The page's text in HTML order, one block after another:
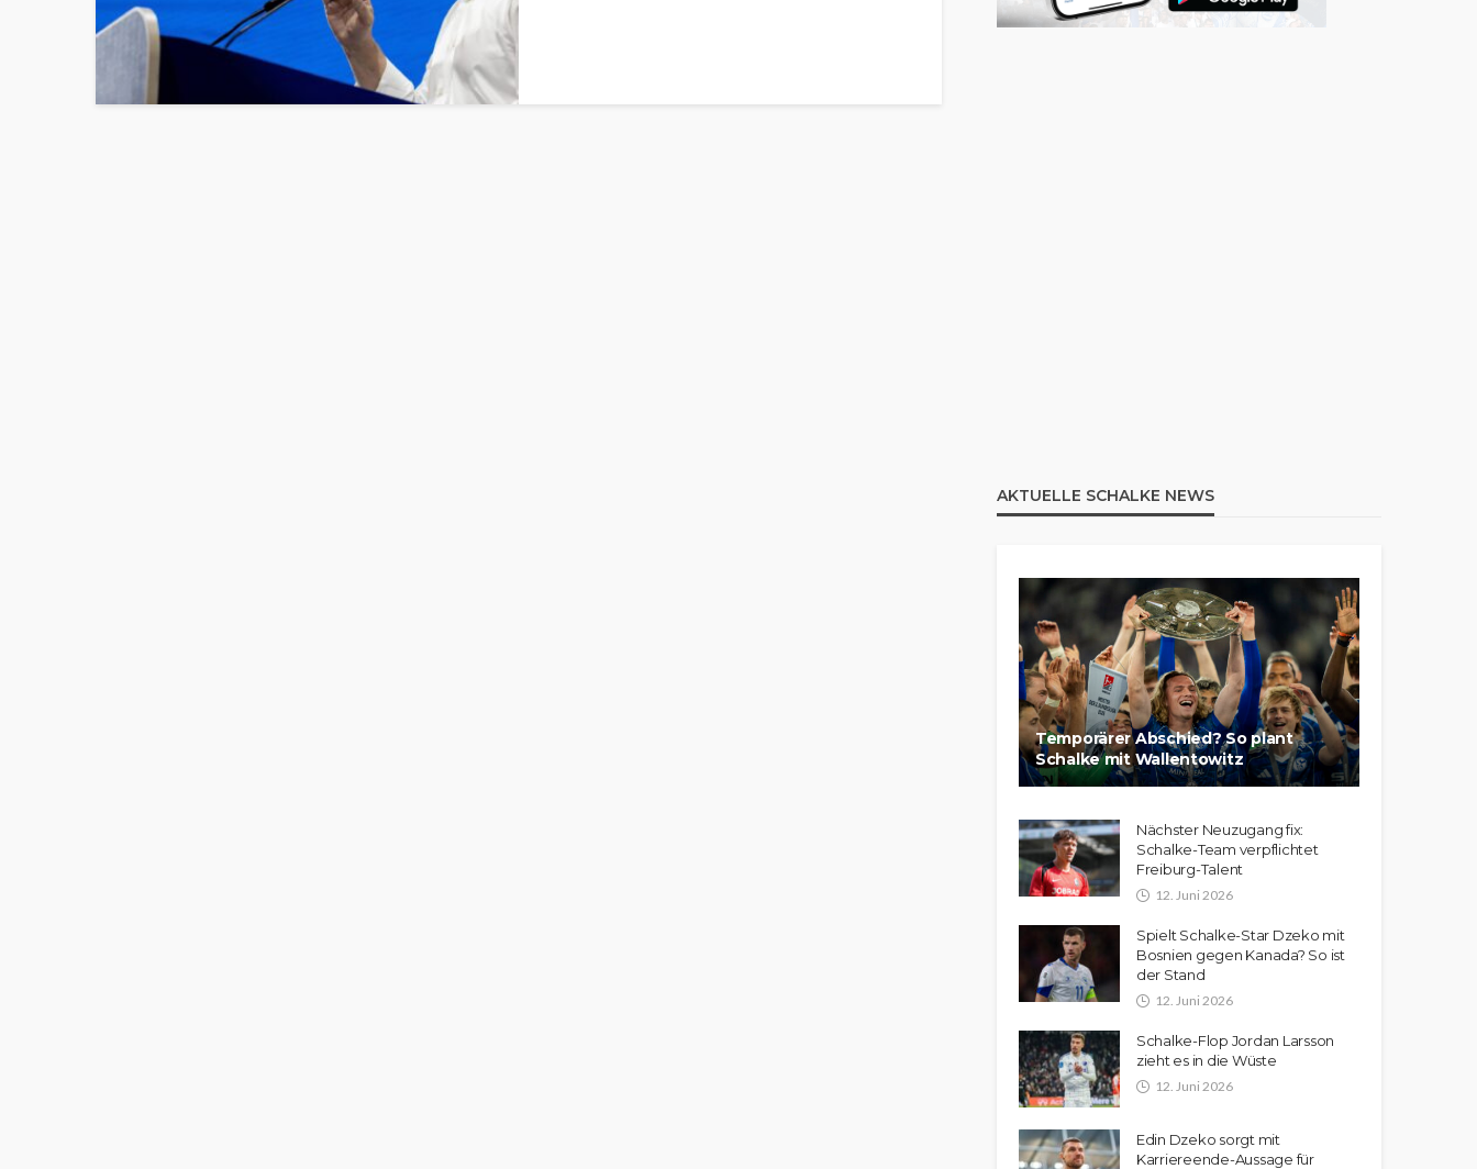
AKTUELLE SCHALKE NEWS
Temporärer Abschied? So plant
Schalke mit Wallentowitz
Nächster Neuzugang fix:
Schalke-Team verpflichtet
Freiburg-Talent
12. Juni 2026
Spielt Schalke-Star Dzeko mit
Bosnien gegen Kanada? So ist
der Stand
12. Juni 2026
Schalke-Flop Jordan Larsson
zieht es in die Wüste
12. Juni 2026
Edin Dzeko sorgt mit
Karriereende-Aussage für